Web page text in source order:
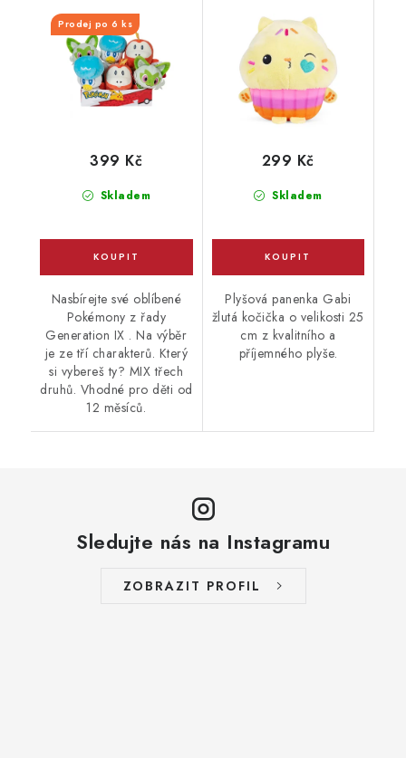
Prodej po 6 ks
Skladem
399 Kč
Nasbírejte své oblíbené
Pokémony z řady
Generation IX . Na výběr
je ze tří charakterů. Který
si vybereš ty? MIX třech
druhů. Vhodné pro děti od
12 měsíců.
Skladem
299 Kč
Plyšová panenka Gabi
žlutá kočička o velikosti 25
cm z kvalitního a
příjemného plyše.
Sledujte nás na Instagramu
ZOBRAZIT PROFIL